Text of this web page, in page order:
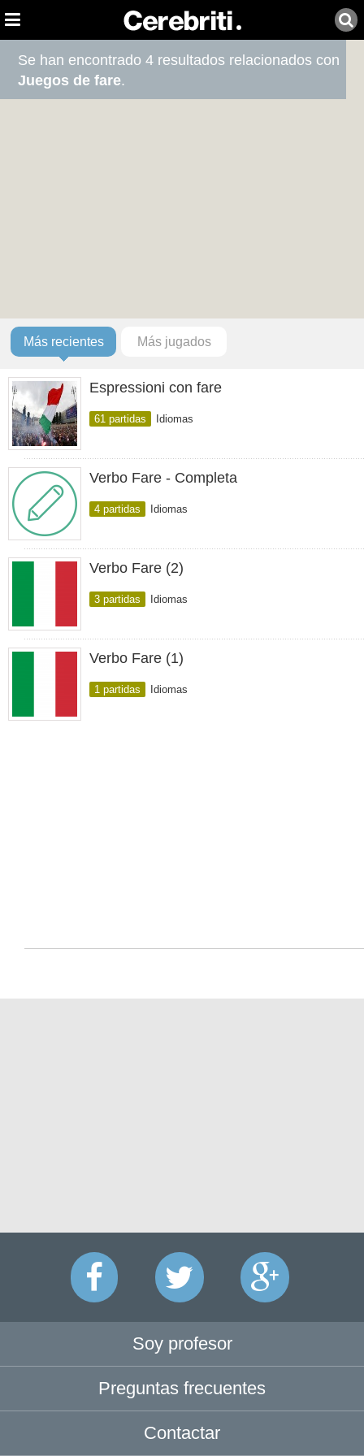
Se han encontrado 4 resultados relacionados con
Juegos de fare.
Más recientes Más jugados
Espressioni con fare
61 partidas Idiomas
Verbo Fare - Completa
4 partidas Idiomas
Verbo Fare (2)
3 partidas Idiomas
Verbo Fare (1)
1 partidas Idiomas
Soy profesor
Preguntas frecuentes
Contactar